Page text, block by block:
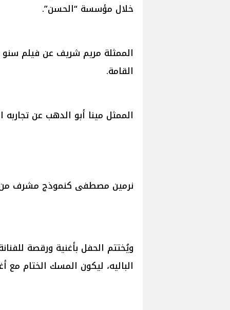
خلال مؤسسة “الحسن”.
الممثلة مريم شريف عن فيلم
القامة.
الممثل مينا أبو الدهب عن
نرمين مصطفى كنموذج مشرف من
ويُختتم الحفل بأغنية ورقصة
الباليه، ليكون المسك الختام مع